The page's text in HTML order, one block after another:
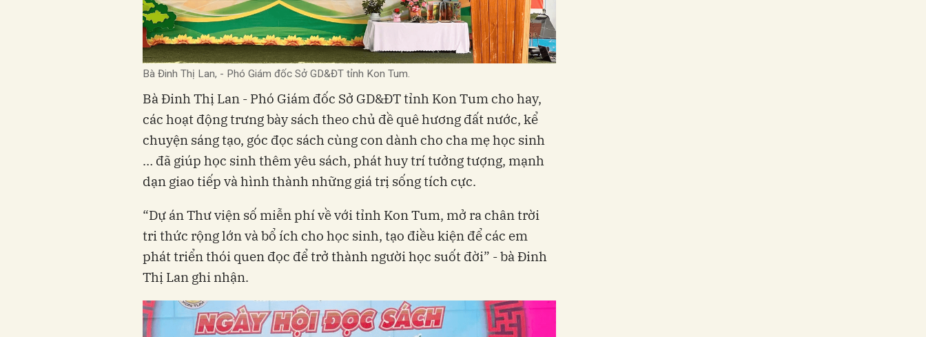
Bà Đinh Thị Lan, - Phó Giám đốc Sở GD&ĐT tỉnh Kon Tum.
Bà Đinh Thị Lan - Phó Giám đốc Sở GD&ĐT tỉnh Kon Tum cho hay,
các hoạt động trưng bày sách theo chủ đề quê hương đất nước, kể
chuyện sáng tạo, góc đọc sách cùng con dành cho cha mẹ học sinh
… đã giúp học sinh thêm yêu sách, phát huy trí tưởng tượng, mạnh
dạn giao tiếp và hình thành những giá trị sống tích cực.
“Dự án Thư viện số miễn phí về với tỉnh Kon Tum, mở ra chân trời
tri thức rộng lớn và bổ ích cho học sinh, tạo điều kiện để các em
phát triển thói quen đọc để trở thành người học suốt đời” - bà Đinh
Thị Lan ghi nhận.